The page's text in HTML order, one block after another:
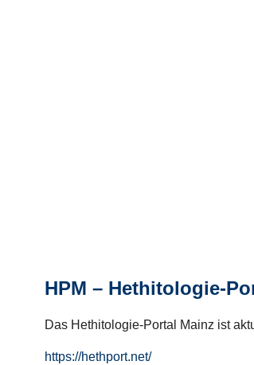
HPM – Hethitologie-
Das Hethitologie-Portal Mainz ist
https://hethport.net/